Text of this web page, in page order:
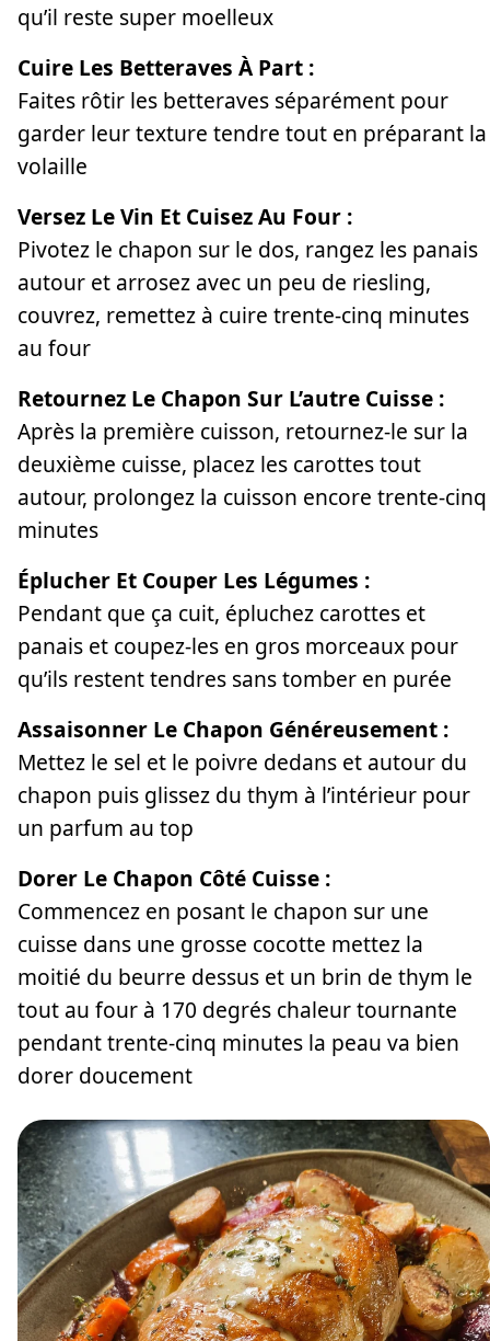
qu’il reste super moelleux
Cuire Les Betteraves À Part :
Faites rôtir les betteraves séparément pour
garder leur texture tendre tout en préparant la
volaille
Versez Le Vin Et Cuisez Au Four :
Pivotez le chapon sur le dos, rangez les panais
autour et arrosez avec un peu de riesling,
couvrez, remettez à cuire trente-cinq minutes
au four
Retournez Le Chapon Sur L’autre Cuisse :
Après la première cuisson, retournez-le sur la
deuxième cuisse, placez les carottes tout
autour, prolongez la cuisson encore trente-cinq
minutes
Éplucher Et Couper Les Légumes :
Pendant que ça cuit, épluchez carottes et
panais et coupez-les en gros morceaux pour
qu’ils restent tendres sans tomber en purée
Assaisonner Le Chapon Généreusement :
Mettez le sel et le poivre dedans et autour du
chapon puis glissez du thym à l’intérieur pour
un parfum au top
Dorer Le Chapon Côté Cuisse :
Commencez en posant le chapon sur une
cuisse dans une grosse cocotte mettez la
moitié du beurre dessus et un brin de thym le
tout au four à 170 degrés chaleur tournante
pendant trente-cinq minutes la peau va bien
dorer doucement